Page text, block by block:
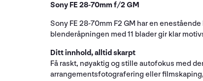
Sony FE 28-70mm f/2 GM
Sony FE 28-70mm F2 GM har en
blenderåpningen med 11 blader gir klar
Ditt innhold, alltid skarpt
Få raskt, nøyaktig og stille autofokus med
arrangementsfotografering eller